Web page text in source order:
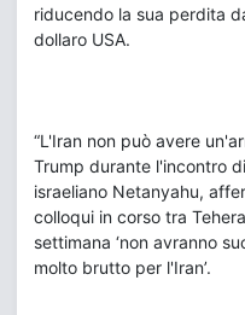
riducendo la sua perdita
dollaro USA.
“L'Iran non può avere
Trump durante l'incontro
israeliano Netanyahu,
colloqui in corso tra
settimana ‘non avranno
molto brutto per l'Iran’.